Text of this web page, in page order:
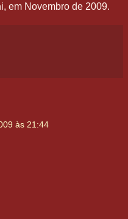
em Novembro de 2009.
às 21:44